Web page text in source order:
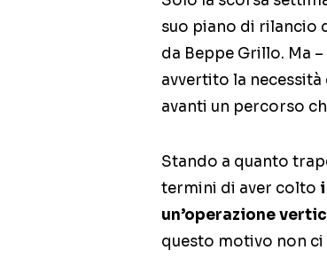
suo piano di rilancio
da Beppe Grillo. Ma
avvertito la
avanti un percorso
Stando a quanto
termini di aver colto
un’operazione
questo motivo non